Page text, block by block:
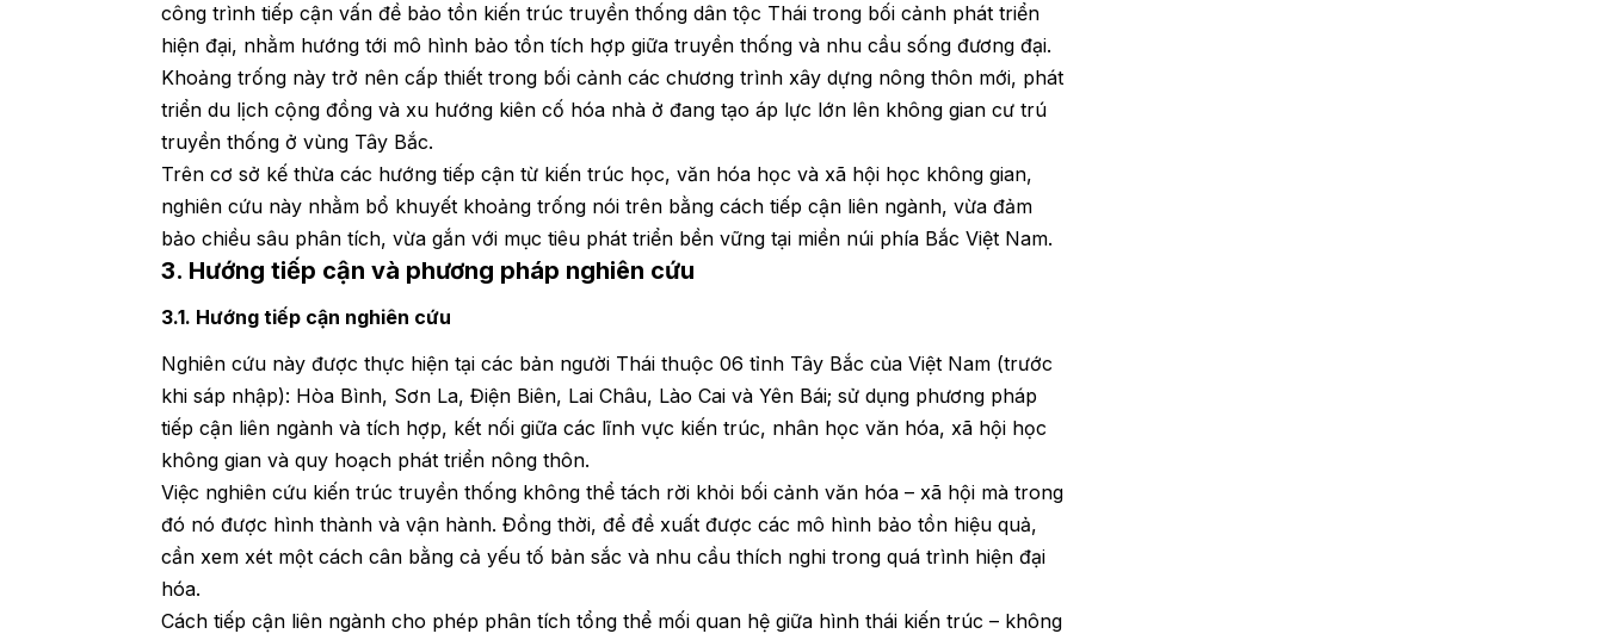
công trình tiếp cận vấn đề bảo tồn kiến trúc truyền thống dân tộc Thái trong bối cảnh phát triển
hiện đại, nhằm hướng tới mô hình bảo tồn tích hợp giữa truyền thống và nhu cầu sống đương đại.
Khoảng trống này trở nên cấp thiết trong bối cảnh các chương trình xây dựng nông thôn mới, phát
triển du lịch cộng đồng và xu hướng kiên cố hóa nhà ở đang tạo áp lực lớn lên không gian cư trú
truyền thống ở vùng Tây Bắc.
Trên cơ sở kế thừa các hướng tiếp cận từ kiến trúc học, văn hóa học và xã hội học không gian,
nghiên cứu này nhằm bổ khuyết khoảng trống nói trên bằng cách tiếp cận liên ngành, vừa đảm
bảo chiều sâu phân tích, vừa gắn với mục tiêu phát triển bền vững tại miền núi phía Bắc Việt Nam.
3. Hướng tiếp cận và phương pháp nghiên cứu
3.1. Hướng tiếp cận nghiên cứu
Nghiên cứu này được thực hiện tại các bản người Thái thuộc 06 tỉnh Tây Bắc của Việt Nam (trước
khi sáp nhập): Hòa Bình, Sơn La, Điện Biên, Lai Châu, Lào Cai và Yên Bái; sử dụng phương pháp
tiếp cận liên ngành và tích hợp, kết nối giữa các lĩnh vực kiến trúc, nhân học văn hóa, xã hội học
không gian và quy hoạch phát triển nông thôn.
Việc nghiên cứu kiến trúc truyền thống không thể tách rời khỏi bối cảnh văn hóa – xã hội mà trong
đó nó được hình thành và vận hành. Đồng thời, để đề xuất được các mô hình bảo tồn hiệu quả,
cần xem xét một cách cân bằng cả yếu tố bản sắc và nhu cầu thích nghi trong quá trình hiện đại
hóa.
Cách tiếp cận liên ngành cho phép phân tích tổng thể mối quan hệ giữa hình thái kiến trúc – không